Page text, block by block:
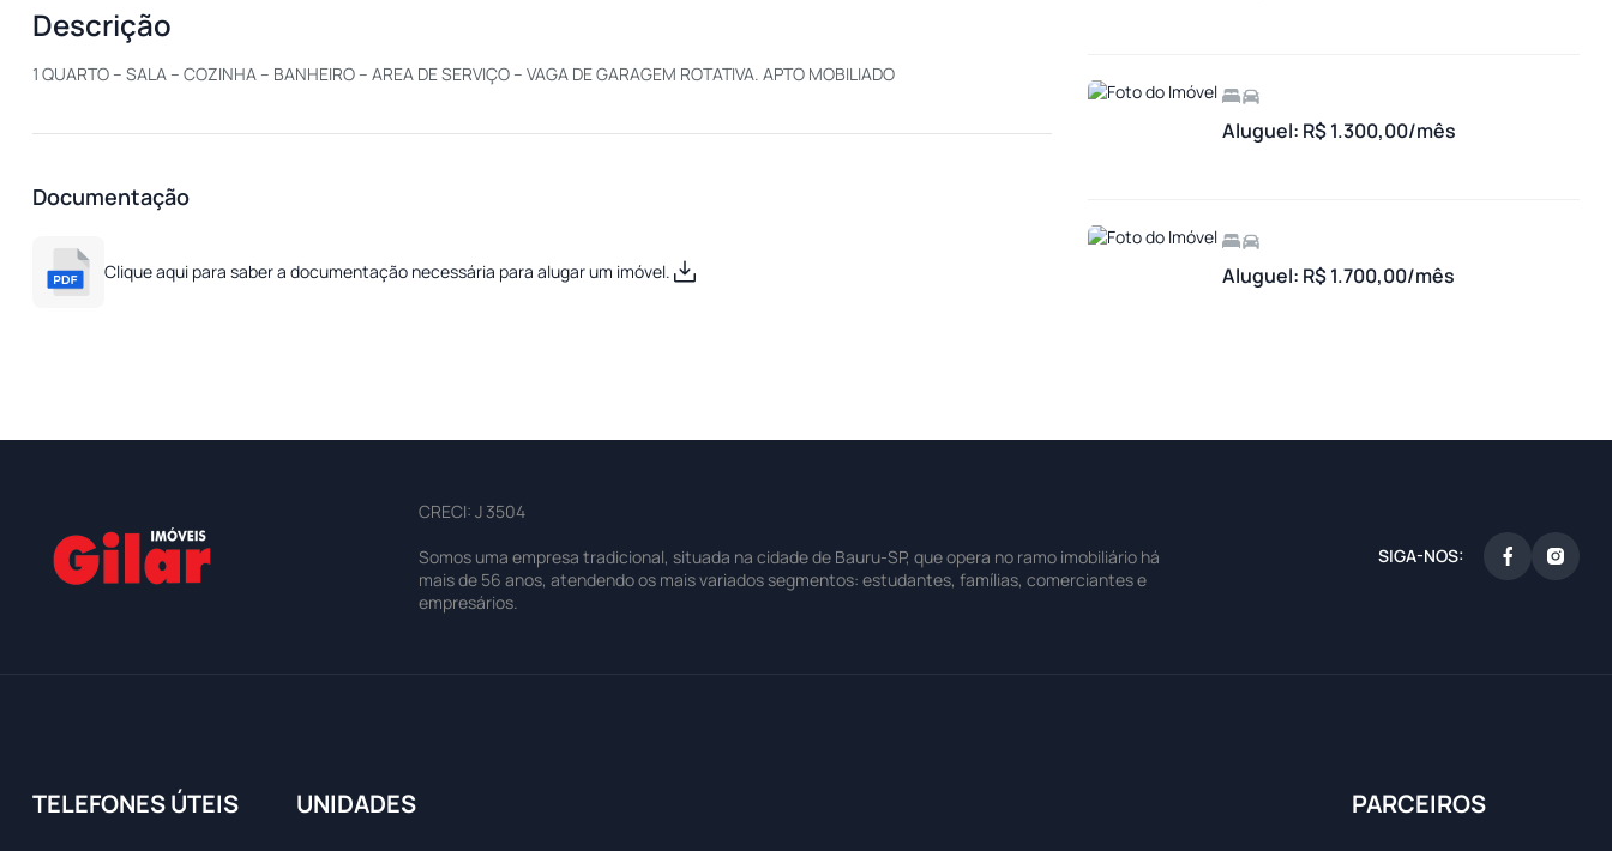
Descrição
1 QUARTO – SALA – COZINHA – BANHEIRO – AREA DE SERVIÇO – VAGA DE GARAGEM ROTATIVA. APTO MOBILIADO
Documentação
Clique aqui para saber a documentação necessária para alugar um imóvel.
Aluguel: R$ 1.300,00/mês
Aluguel: R$ 1.700,00/mês
CRECI: J 3504
Somos uma empresa tradicional, situada na cidade de Bauru-SP, que opera no ramo imobiliário há
mais de 56 anos, atendendo os mais variados segmentos: estudantes, famílias, comerciantes e
empresários.
SIGA-NOS:
TELEFONES ÚTEIS UNIDADES PARCEIROS